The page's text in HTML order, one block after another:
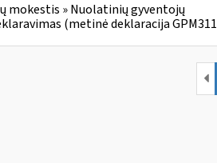
mokestis » Nuolatinių gyventojų
(metinė deklaracija